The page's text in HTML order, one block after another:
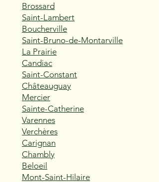
Brossard
Saint-Lambert
Boucherville
Saint-Bruno-de-Montarville
La Prairie
Candiac
Saint-Constant
Châteauguay
Mercier
Sainte-Catherine
Varennes
Verchères
Carignan
Chambly
Beloeil
Mont-Saint-Hilaire